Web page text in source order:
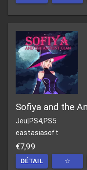
Sofiya and the
Jeu|PS4,PS5
eastasiasoft
€7,99
DÉTAIL ☆